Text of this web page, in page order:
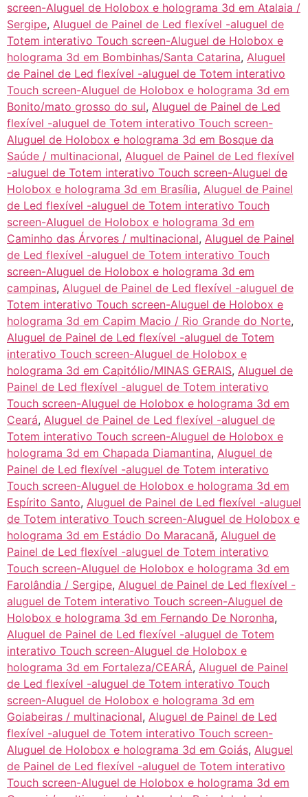
screen-Aluguel de Holobox e holograma 3d em Atalaia /
Sergipe, Aluguel de Painel de Led flexível -aluguel de
Totem interativo Touch screen-Aluguel de Holobox e
holograma 3d em Bombinhas/Santa Catarina, Aluguel
de Painel de Led flexível -aluguel de Totem interativo
Touch screen-Aluguel de Holobox e holograma 3d em
Bonito/mato grosso do sul, Aluguel de Painel de Led
flexível -aluguel de Totem interativo Touch screen-
Aluguel de Holobox e holograma 3d em Bosque da
Saúde / multinacional, Aluguel de Painel de Led flexível
-aluguel de Totem interativo Touch screen-Aluguel de
Holobox e holograma 3d em Brasília, Aluguel de Painel
de Led flexível -aluguel de Totem interativo Touch
screen-Aluguel de Holobox e holograma 3d em
Caminho das Árvores / multinacional, Aluguel de Painel
de Led flexível -aluguel de Totem interativo Touch
screen-Aluguel de Holobox e holograma 3d em
campinas, Aluguel de Painel de Led flexível -aluguel de
Totem interativo Touch screen-Aluguel de Holobox e
holograma 3d em Capim Macio / Rio Grande do Norte,
Aluguel de Painel de Led flexível -aluguel de Totem
interativo Touch screen-Aluguel de Holobox e
holograma 3d em Capitólio/MINAS GERAIS, Aluguel de
Painel de Led flexível -aluguel de Totem interativo
Touch screen-Aluguel de Holobox e holograma 3d em
Ceará, Aluguel de Painel de Led flexível -aluguel de
Totem interativo Touch screen-Aluguel de Holobox e
holograma 3d em Chapada Diamantina, Aluguel de
Painel de Led flexível -aluguel de Totem interativo
Touch screen-Aluguel de Holobox e holograma 3d em
Espírito Santo, Aluguel de Painel de Led flexível -aluguel
de Totem interativo Touch screen-Aluguel de Holobox e
holograma 3d em Estádio Do Maracanã, Aluguel de
Painel de Led flexível -aluguel de Totem interativo
Touch screen-Aluguel de Holobox e holograma 3d em
Farolândia / Sergipe, Aluguel de Painel de Led flexível -
aluguel de Totem interativo Touch screen-Aluguel de
Holobox e holograma 3d em Fernando De Noronha,
Aluguel de Painel de Led flexível -aluguel de Totem
interativo Touch screen-Aluguel de Holobox e
holograma 3d em Fortaleza/CEARÁ, Aluguel de Painel
de Led flexível -aluguel de Totem interativo Touch
screen-Aluguel de Holobox e holograma 3d em
Goiabeiras / multinacional, Aluguel de Painel de Led
flexível -aluguel de Totem interativo Touch screen-
Aluguel de Holobox e holograma 3d em Goiás, Aluguel
de Painel de Led flexível -aluguel de Totem interativo
Touch screen-Aluguel de Holobox e holograma 3d em